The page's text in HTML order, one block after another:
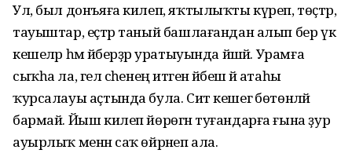
Ул, был донъяға килеп, яҡтылыҡты күреп, төҫтәр,
тауыштар, еҫтәр таный башлағандан алып бер үк
кешеләр һәм әйберҙәр уратыуында йәшәй. Урамға
сыҡһа ла, гел әсәһенең итәгенә йәбешә йә атаһы
ҡурсалауы аҫтында була. Сит кешегә бөтөнләй
бармай. Йыш килеп йөрөгән туғандарға ғына ҙур
ауырлыҡ менән саҡ өйрәнеп ала.